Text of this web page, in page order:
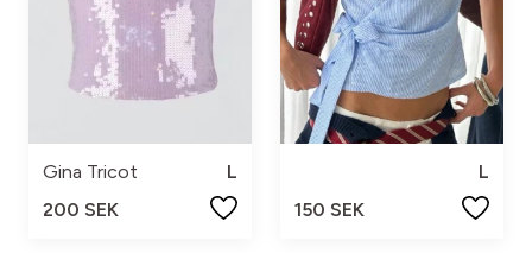
Gina Tricot
L
200 SEK
L
150 SEK